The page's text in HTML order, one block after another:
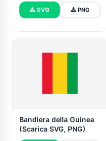
SVG PNG
Bandiera della Guinea
(Scarica SVG, PNG)